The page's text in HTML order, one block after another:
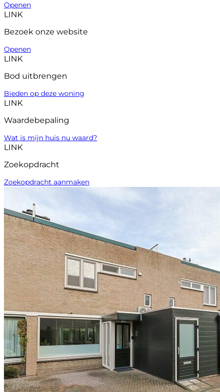
Openen
LINK
Bezoek onze website
Openen
LINK
Bod uitbrengen
Bieden op deze woning
LINK
Waardebepaling
Wat is mijn huis nu waard?
LINK
Zoekopdracht
Zoekopdracht aanmaken